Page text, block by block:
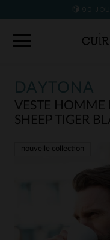
90
DAYTONA
VESTE HOMME
SHEEP TIGER
nouvelle collection